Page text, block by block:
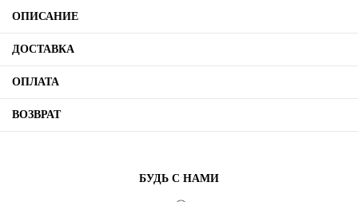
ОПИСАНИЕ
ДОСТАВКА
ОПЛАТА
ВОЗВРАТ
БУДЬ С НАМИ